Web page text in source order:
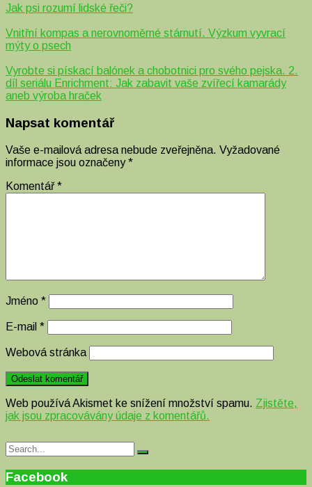
Jak psi rozumí lidské řeči?
Vnitřní kompas a nerovnoměrné stárnutí. Výzkum vyvrací
mýty o psech
Vyrobte si pískací balónek a chobotnici pro svého pejska. 2.
díl seriálu Enrichment: Jak zabavit vaše zvířecí kamarády
aneb výroba hraček
Napsat komentář
Vaše e-mailová adresa nebude zveřejněna. Vyžadované
informace jsou označeny*
Komentář*
Jméno *
E-mail *
Webová stránka
Web používá Akismet ke snížení množství spamu. Zjistěte,
jak jsou zpracovávány údaje z komentářů.
Search
for:
Search
Facebook